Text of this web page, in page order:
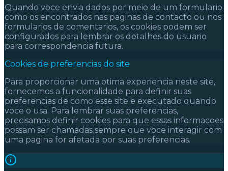
Quando voce envia dados por meio de um formulario
como os encontrados nas paginas de contacto ou nos
formularios de comentarios, os cookies podem ser
configurados para lembrar os detalhes do usuario
para correspondencia futura.
Cookies de preferencias do site
Para proporcionar uma otima experiencia neste site,
fornecemos a funcionalidade para definir suas
preferencias de como esse site e executado quando
voce o usa. Para lembrar suas preferencias,
precisamos definir cookies para que essas informacoes
possam ser chamadas sempre que voce interagir com
uma pagina for afetada por suas preferencias.